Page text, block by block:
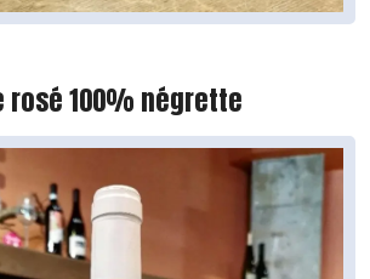
rosé 100% négrette